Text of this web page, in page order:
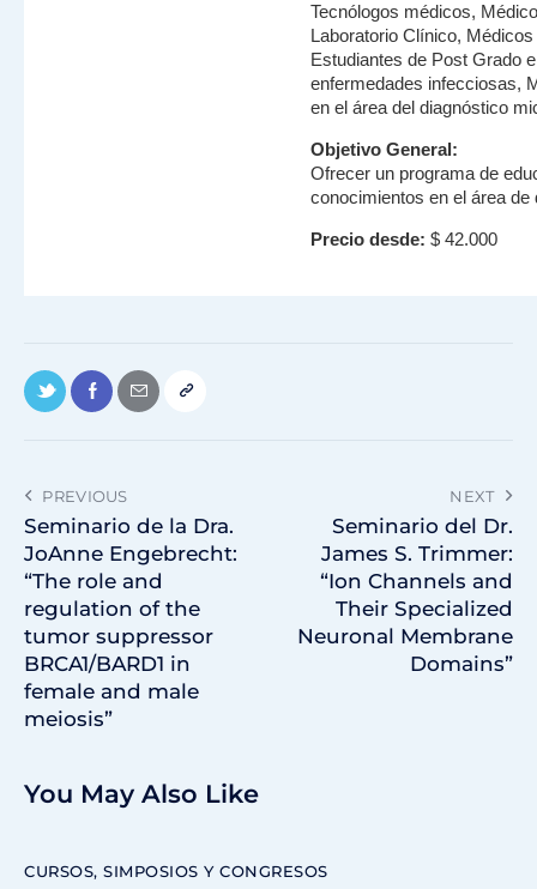
Tecnólogos médicos,
Laboratorio Clínico,
Estudiantes de Post Grado
enfermedades infecciosas,
en el área del diagnóstico
Objetivo General:
Ofrecer un programa de
conocimientos en el área
Precio desde: $ 42.000
PREVIOUS
Seminario de la Dra.
JoAnne Engebrecht:
“The role and
regulation of the
tumor suppressor
BRCA1/BARD1 in
female and male
meiosis”
NEXT
Seminario del Dr.
James S. Trimmer:
“Ion Channels and
Their Specialized
Neuronal Membrane
Domains”
You May Also Like
CURSOS, SIMPOSIOS Y CONGRESOS